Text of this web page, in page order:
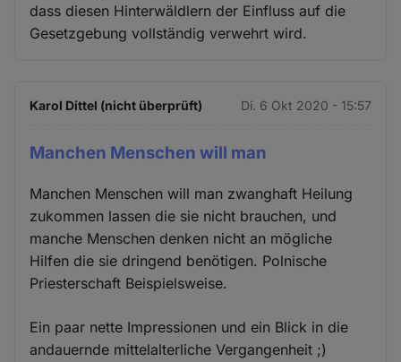
dass diesen Hinterwäldlern der Einfluss auf die
Gesetzgebung vollständig verwehrt wird.
Karol Dittel (nicht überprüft) Di. 6 Okt 2020 - 15:57
Manchen Menschen will man
Manchen Menschen will man zwanghaft Heilung
zukommen lassen die sie nicht brauchen, und
manche Menschen denken nicht an mögliche
Hilfen die sie dringend benötigen. Polnische
Priesterschaft Beispielsweise.
Ein paar nette Impressionen und ein Blick in die
andauernde mittelalterliche Vergangenheit ;)